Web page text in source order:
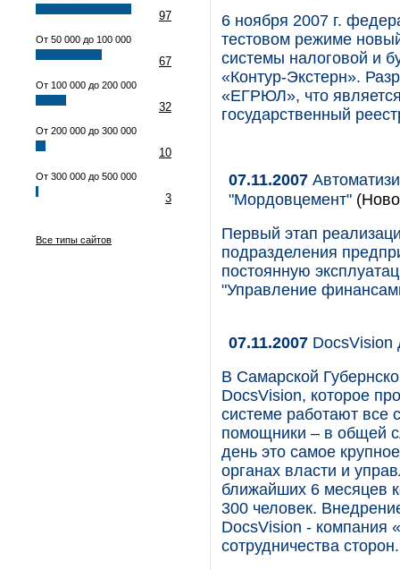
97
От 50 000 до 100 000
67
От 100 000 до 200 000
32
От 200 000 до 300 000
10
От 300 000 до 500 000
3
Все типы сайтов
6 ноября 2007 г.
тестовом режиме
системы налоговой и
«Контур-Экстерн».
«ЕГРЮЛ», что
государственный
07.11.2007
"Мордовцемент"
Первый этап
подразделения
постоянную
"Управление
07.11.2007
В Самарской
DocsVision, которое
системе работают все
помощники – в общей
день это самое
органах власти и
ближайших 6 месяцев
300 человек.
DocsVision - компания
сотрудничества сторон.